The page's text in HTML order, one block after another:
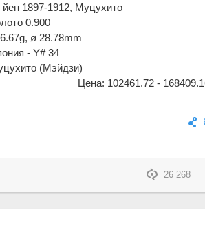
йен 1897-1912, Муцухито
0.900
ø 28.78mm
- Y# 34
(Мэйдзи)
Цена: 102461.72 -
26 268